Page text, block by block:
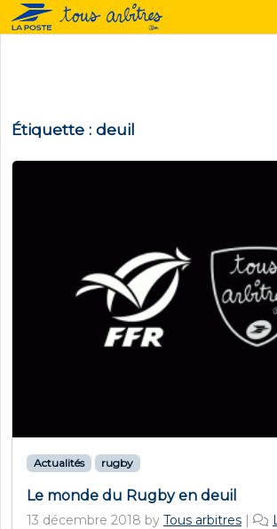
Étiquette : deuil
Actualités rugby
Le monde du Rugby en deuil
13 décembre 2018 by Tous arbitres |